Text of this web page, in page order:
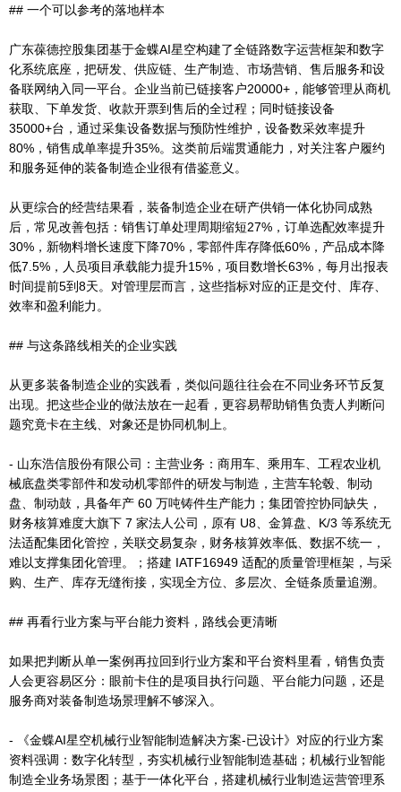
## 一个可以参考的落地样本
广东葆德控股集团基于金蝶AI星空构建了全链路数字运营框架和数字
化系统底座，把研发、供应链、生产制造、市场营销、售后服务和设
备联网纳入同一平台。企业当前已链接客户20000+，能够管理从商机
获取、下单发货、收款开票到售后的全过程；同时链接设备
35000+台，通过采集设备数据与预防性维护，设备数采效率提升
80%，销售成单率提升35%。这类前后端贯通能力，对关注客户履约
和服务延伸的装备制造企业很有借鉴意义。
从更综合的经营结果看，装备制造企业在研产供销一体化协同成熟
后，常见改善包括：销售订单处理周期缩短27%，订单选配效率提升
30%，新物料增长速度下降70%，零部件库存降低60%，产品成本降
低7.5%，人员项目承载能力提升15%，项目数增长63%，每月出报表
时间提前5到8天。对管理层而言，这些指标对应的正是交付、库存、
效率和盈利能力。
## 与这条路线相关的企业实践
从更多装备制造企业的实践看，类似问题往往会在不同业务环节反复
出现。把这些企业的做法放在一起看，更容易帮助销售负责人判断问
题究竟卡在主线、对象还是协同机制上。
- 山东浩信股份有限公司：主营业务：商用车、乘用车、工程农业机
械底盘类零部件和发动机零部件的研发与制造，主营车轮毂、制动
盘、制动鼓，具备年产 60 万吨铸件生产能力；集团管控协同缺失，
财务核算难度大旗下 7 家法人公司，原有 U8、金算盘、K/3 等系统无
法适配集团化管控，关联交易复杂，财务核算效率低、数据不统一，
难以支撑集团化管理。；搭建 IATF16949 适配的质量管理框架，与采
购、生产、库存无缝衔接，实现全方位、多层次、全链条质量追溯。
## 再看行业方案与平台能力资料，路线会更清晰
如果把判断从单一案例再拉回到行业方案和平台资料里看，销售负责
人会更容易区分：眼前卡住的是项目执行问题、平台能力问题，还是
服务商对装备制造场景理解不够深入。
- 《金蝶AI星空机械行业智能制造解决方案-已设计》对应的行业方案
资料强调：数字化转型，夯实机械行业智能制造基础；机械行业智能
制造全业务场景图；基于一体化平台，搭建机械行业制造运营管理系